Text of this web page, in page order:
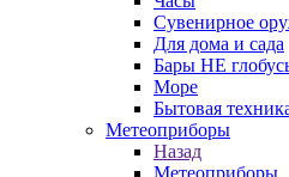
Сувенирное
Для дома и сада
Бары НЕ
Море
Бытовая
Метеоприборы
Назад
Метеоприборы